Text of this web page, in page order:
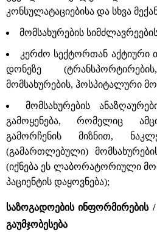
კონსულატაციებისა და სხვა
მომსახურების
კერძო სექტორთან აქტიური
დონეზე
მომსახურების, ჰოსპიტალური
მომსახურების
გამოყენება, რომელიც
გამორჩენის მიზნით,
(გამართლებული)
(იქნება ეს ლაბორატორიული
პაციენტის დაყოვნება);
საზოგადოების ინფორმირების /
გაუმჯობესება